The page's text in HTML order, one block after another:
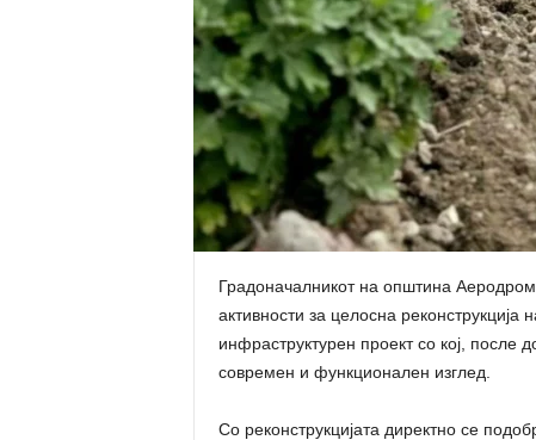
Градоначалникот на општина
активности за целосна
инфраструктурен проект со кој, после
современ и функционален изглед.
Со реконструкцијата директно се